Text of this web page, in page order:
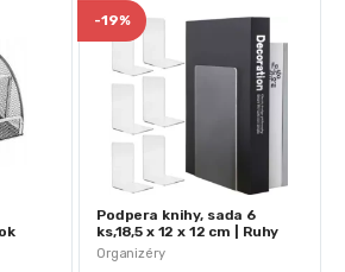
Organizéry
-19%
Podpera knihy, sada 6
ks,18,5 x 12 x 12 cm | Ruhy